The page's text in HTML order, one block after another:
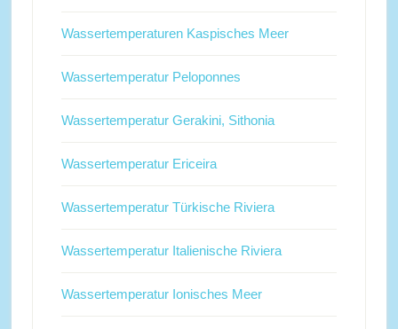
Wassertemperaturen Kaspisches Meer
Wassertemperatur Peloponnes
Wassertemperatur Gerakini, Sithonia
Wassertemperatur Ericeira
Wassertemperatur Türkische Riviera
Wassertemperatur Italienische Riviera
Wassertemperatur Ionisches Meer